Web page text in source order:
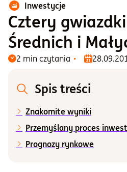
Emerytura
Inwestycje
Blog
Centrum pomocy
Informacje i dokumenty
Inwestycje
Cztery
Średnich i
2 min czytania
Spis treści
Znakomite wyniki
Przemyślany proces
Prognozy rynkowe